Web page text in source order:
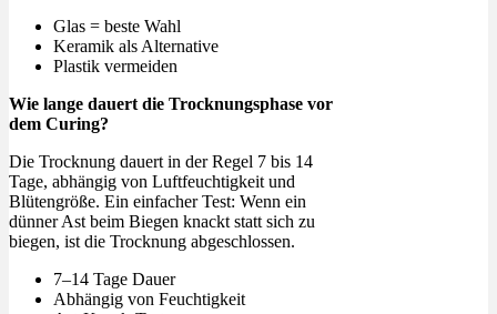
Glas = beste Wahl
Keramik als Alternative
Plastik vermeiden
Wie lange dauert die Trocknungsphase vor
dem Curing?
Die Trocknung dauert in der Regel 7 bis 14
Tage, abhängig von Luftfeuchtigkeit und
Blütengröße. Ein einfacher Test: Wenn ein
dünner Ast beim Biegen knackt statt sich zu
biegen, ist die Trocknung abgeschlossen.
7–14 Tage Dauer
Abhängig von Feuchtigkeit